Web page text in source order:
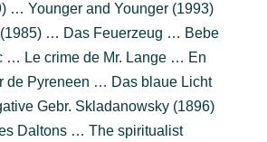
… Younger and Younger (1993)
… Das Feuerzeug … Bebe
… Le crime de Mr. Lange … En
de Pyreneen … Das blaue Licht
Gebr. Skladanowsky (1896)
Daltons … The spiritualist